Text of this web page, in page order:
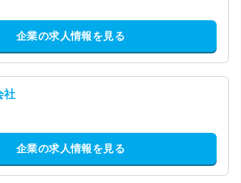
企業の求人情報を見る
社
企業の求人情報を見る